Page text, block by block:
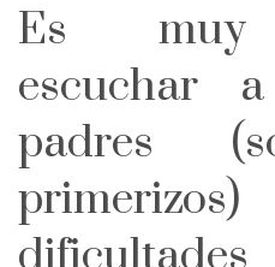
Es muy
escuchar
padres